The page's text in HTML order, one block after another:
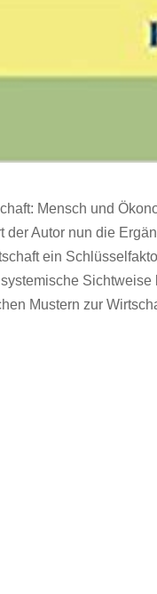
Mensch und
der Autor nun die
ein
Mustern zur